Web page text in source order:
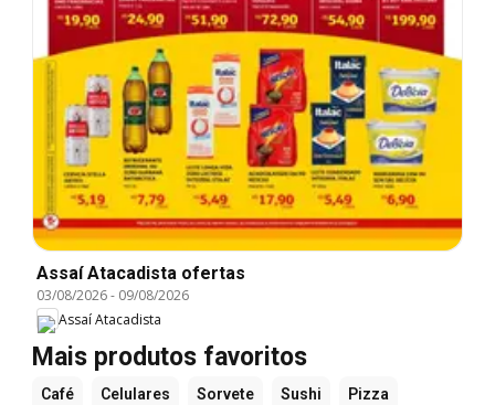
Assaí Atacadista ofertas
03/08/2026- 09/08/2026
Assaí Atacadista
Mais produtos favoritos
Café Celulares Sorvete Sushi Pizza